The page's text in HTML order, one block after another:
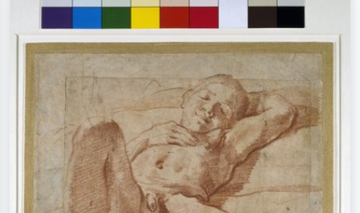
oder Stilen – z.B. Monet,
Sternennacht, Impressionismus, Welle
Hokusai, Akt.
Ölgemälde, Stehender Akt neben einem
Baum.